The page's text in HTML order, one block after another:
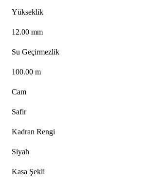
Yükseklik
12.00 mm
Su Geçirmezlik
100.00 m
Cam
Safir
Kadran Rengi
Siyah
Kasa Şekli